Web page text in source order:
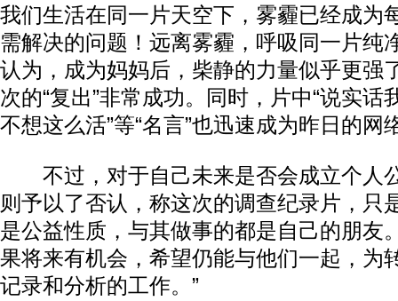
我们生活在同一片天空下，雾霾已经成为
需解决的问题！远离雾霾，呼吸同一片纯
认为，成为妈妈后，柴静的力量似乎更强
次的“复出”非常成功。同时，片中“说实话
不想这么活”等“名言”也迅速成为昨日的网
不过，对于自己未来是否会成立个人
则予以了否认，称这次的调查纪录片，只
是公益性质，与其做事的都是自己的朋友
果将来有机会，希望仍能与他们一起，为
记录和分析的工作。”